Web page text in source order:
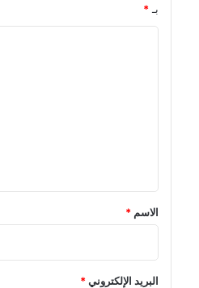
بـ *
*
الاسم *
البريد الإلكتروني*